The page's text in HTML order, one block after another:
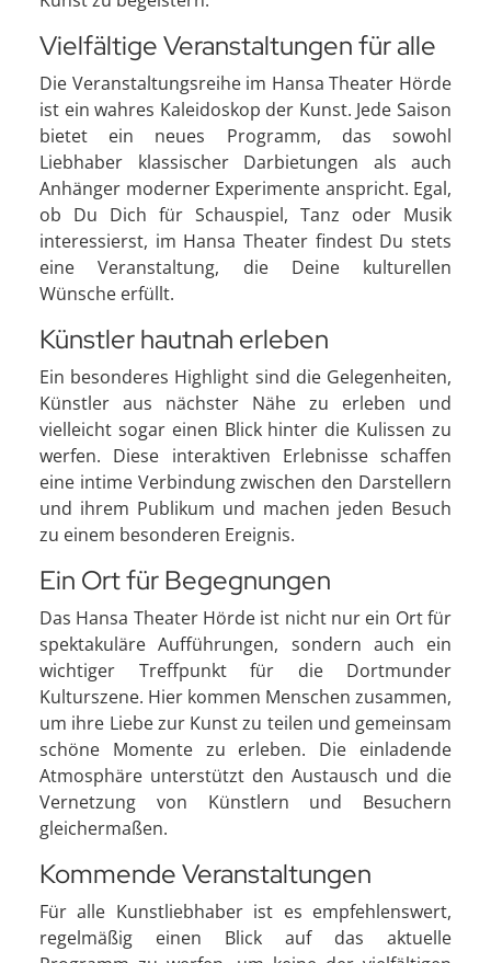
Vielfältige Veranstaltungen für alle
Die Veranstaltungsreihe im Hansa Theater Hörde
ist ein wahres Kaleidoskop der Kunst. Jede Saison
bietet ein neues Programm, das sowohl
Liebhaber klassischer Darbietungen als auch
Anhänger moderner Experimente anspricht. Egal,
ob Du Dich für Schauspiel, Tanz oder Musik
interessierst, im Hansa Theater findest Du stets
eine Veranstaltung, die Deine kulturellen
Wünsche erfüllt.
Künstler hautnah erleben
Ein besonderes Highlight sind die Gelegenheiten,
Künstler aus nächster Nähe zu erleben und
vielleicht sogar einen Blick hinter die Kulissen zu
werfen. Diese interaktiven Erlebnisse schaffen
eine intime Verbindung zwischen den Darstellern
und ihrem Publikum und machen jeden Besuch
zu einem besonderen Ereignis.
Ein Ort für Begegnungen
Das Hansa Theater Hörde ist nicht nur ein Ort für
spektakuläre Aufführungen, sondern auch ein
wichtiger Treffpunkt für die Dortmunder
Kulturszene. Hier kommen Menschen zusammen,
um ihre Liebe zur Kunst zu teilen und gemeinsam
schöne Momente zu erleben. Die einladende
Atmosphäre unterstützt den Austausch und die
Vernetzung von Künstlern und Besuchern
gleichermaßen.
Kommende Veranstaltungen
Für alle Kunstliebhaber ist es empfehlenswert,
regelmäßig einen Blick auf das aktuelle